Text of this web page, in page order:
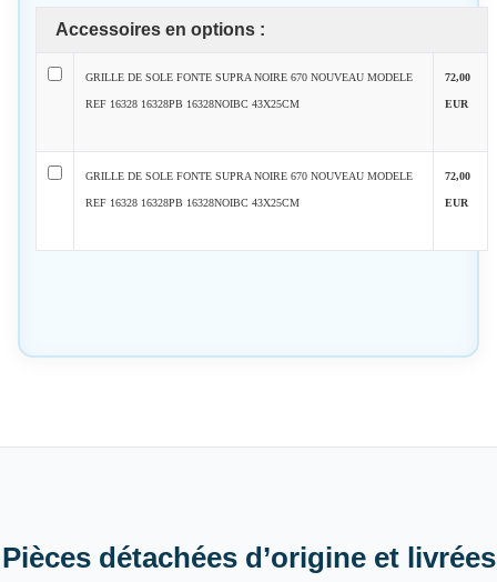
Accessoires en options :
GRILLE DE SOLE FONTE SUPRA NOIRE 670 NOUVEAU MODELE
REF 16328 16328PB 16328NOIBC 43X25CM
72,00
EUR
GRILLE DE SOLE FONTE SUPRA NOIRE 670 NOUVEAU MODELE
REF 16328 16328PB 16328NOIBC 43X25CM
72,00
EUR
Pièces détachées d’origine et livrées